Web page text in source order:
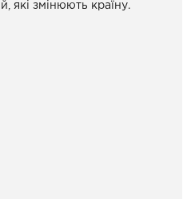
які змінюють країну.